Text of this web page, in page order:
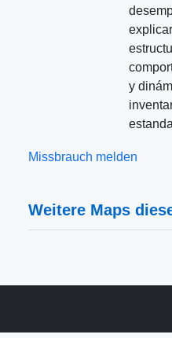
y
Missbrauch melden
Weitere Maps